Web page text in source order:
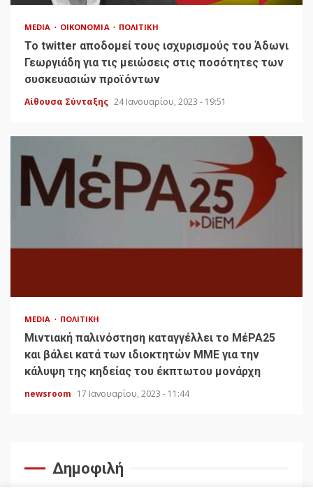
MEDIA ΟΙΚΟΝΟΜΊΑ ΠΟΛΙΤΙΚΉ
Το twitter αποδομεί τους ισχυρισμούς του Άδωνι
Γεωργιάδη για τις μειώσεις στις ποσότητες των
συσκευασιών προϊόντων
Αίθουσα Σύνταξης 24 Ιανουαρίου, 2023 - 19:51
MEDIA ΠΟΛΙΤΙΚΉ
Μιντιακή παλινόστηση καταγγέλλει το ΜέΡΑ25
και βάλει κατά των ιδιοκτητών ΜΜΕ για την
κάλυψη της κηδείας του έκπτωτου μονάρχη
newsroom 17 Ιανουαρίου, 2023 - 11:44
Δημοφιλή